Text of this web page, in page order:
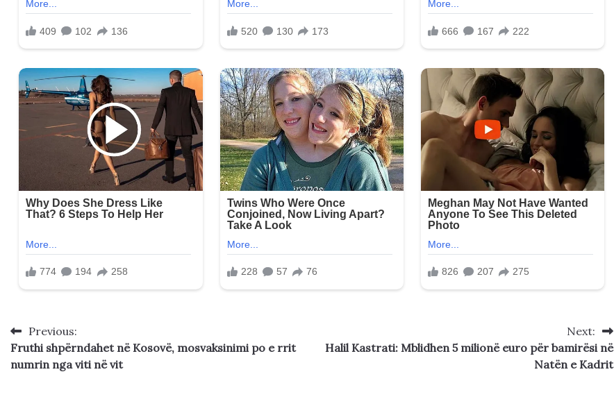
Post
navigation
Previous:
Fruthi shpërndahet në Kosovë, mosvaksinimi po e rrit
numrin nga viti në vit
Next:
Halil Kastrati: Mblidhen 5 milionë euro për bamirësi në
Natën e Kadrit